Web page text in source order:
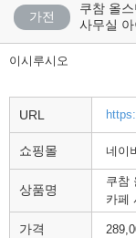
가전
쿠참 올
사무실
이시루시오
URL
쇼핑몰 네이
상품명
쿠참
카페
가격